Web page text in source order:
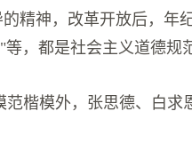
精神，改革开放后，年
，都是社会主义道德规
范楷模外，张思德、白